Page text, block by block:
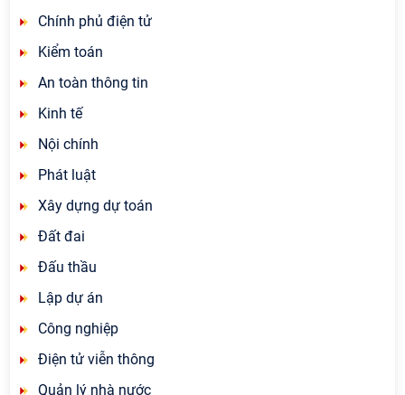
Chính phủ điện tử
Kiểm toán
An toàn thông tin
Kinh tế
Nội chính
Phát luật
Xây dựng dự toán
Đất đai
Đấu thầu
Lập dự án
Công nghiệp
Điện tử viễn thông
Quản lý nhà nước